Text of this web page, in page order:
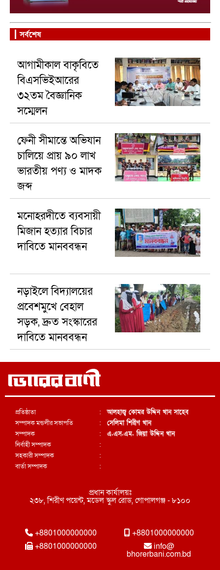
সর্বশেষ
আগামীকাল বাকৃবিতে
বিএসভিইআরের
৩২তম বৈজ্ঞানিক
সম্মেলন
ফেনী সীমান্তে অভিযান
চালিয়ে প্রায় ৯০ লাখ
ভারতীয় পণ্য ও মাদক
জব্দ
মনোহরদীতে ব্যবসায়ী
মিজান হত্যার বিচার
দাবিতে মানববন্ধন
নড়াইলে বিদ্যালয়ের
প্রবেশমুখে বেহাল
সড়ক, দ্রুত সংস্কারের
দাবিতে মানববন্ধন
প্রতিষ্ঠাতা
সম্পাদক মন্ডলীর সভাপতি
সম্পাদক
নির্বাহী সম্পাদক
সহকারী সম্পাদক
বার্তা সম্পাদক
:
:
:
:
:
:
আলহাজ্ব কোমর উদ্দিন খান সাহেব
সেলিমা শিরীণ খান
এ.এস.এম. জিয়া উদ্দিন খান
প্রধান কার্যালয়ঃ
২৩৮, শিরীণ পয়েন্ট, মডেল স্কুল রোড, গোপালগঞ্জ - ৮১০০
+8801000000000
+8801000000000
+8801000000000
info@
bhorerbani.com.bd